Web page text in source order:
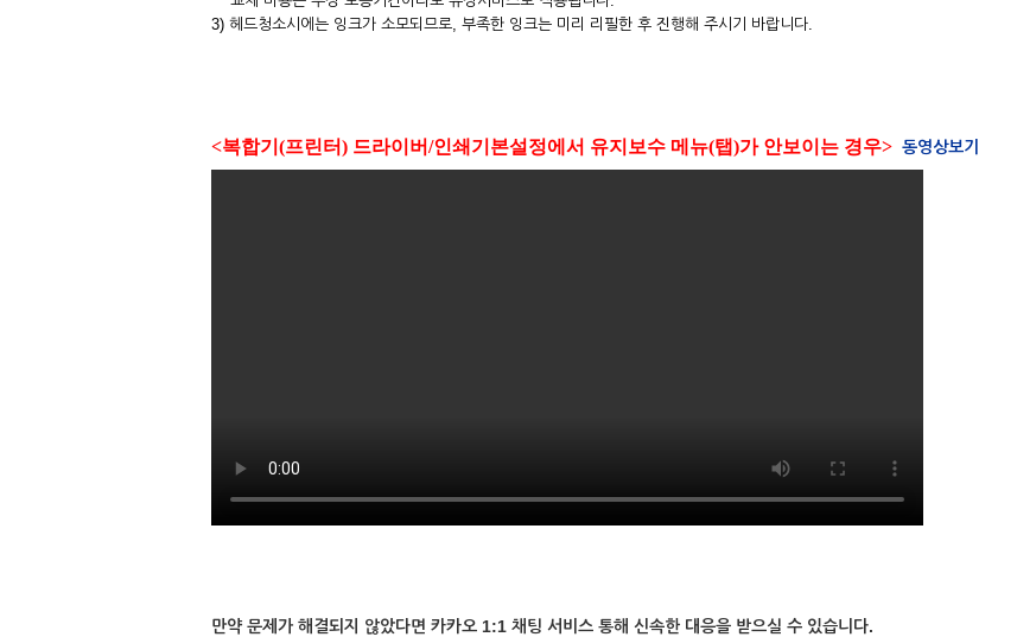
3) 헤드청소시에는 잉크가 소모되므로, 부족한 잉크는 미리 리필한 후 진행해 주시기 바랍니다.
<복합기(프린터) 드라이버/인쇄기본설정에서 유지보수 메뉴(탭)가 안보이는 경우> 동영상보기
만약 문제가 해결되지 않았다면 카카오 1:1 채팅 서비스 통해 신속한 대응을 받으실 수 있습니다.